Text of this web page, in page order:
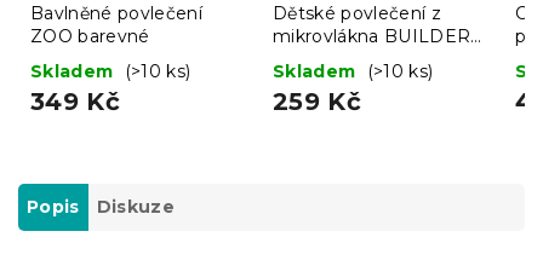
Bavlněné povlečení
ZOO barevné
Skladem
(>10 ks)
349 Kč
Dětské povlečení z
mikrovlákna BUILDERS
barevné
Skladem (>10 ks)
259 Kč
Popis Diskuze